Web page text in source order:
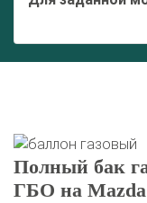
Полный бак
ГБО на